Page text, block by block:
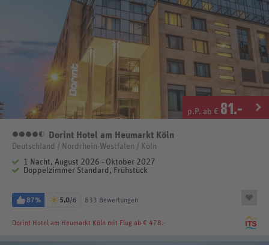
p.P. ab € 81.-
4,5 Sterne
Dorint Hotel am Heumarkt Köln
Deutschland / Nordrhein-Westfalen / Köln
1 Nacht, August 2026 - Oktober 2027
Doppelzimmer Standard, Frühstück
87% 5,0/6 833 Bewertungen
Dorint Hotel am Heumarkt Köln mit Flug ab € 478.-